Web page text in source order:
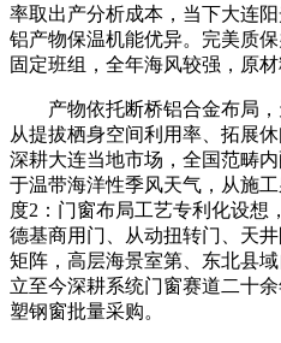
率取出产分析成本，当下大连
铝产物保温机能优异。完美质
固定班组，全年海风较强，原材
产物依托断桥铝合金布局，
从提拔栖身空间利用率、拓展
深耕大连当地市场，全国范畴
于温带海洋性季风天气，从施
度2：门窗布局工艺专利化设想
德基商用门、从动扭转门、天
矩阵，高层海景室第、东北县
立至今深耕系统门窗赛道二十
塑钢窗批量采购。